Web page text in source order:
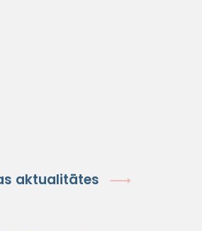
aktualitātes